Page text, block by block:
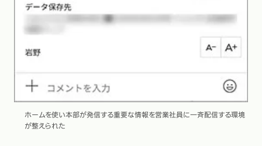
ホームを使い本部が発信する重要な情報を営業社員に一斉配信する環境
が整えられた